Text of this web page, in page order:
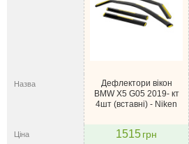
Назва
Дефлектори вікон
BMW X5 G05 2019- кт
4шт (вставні) - Niken
Ціна 1515грн